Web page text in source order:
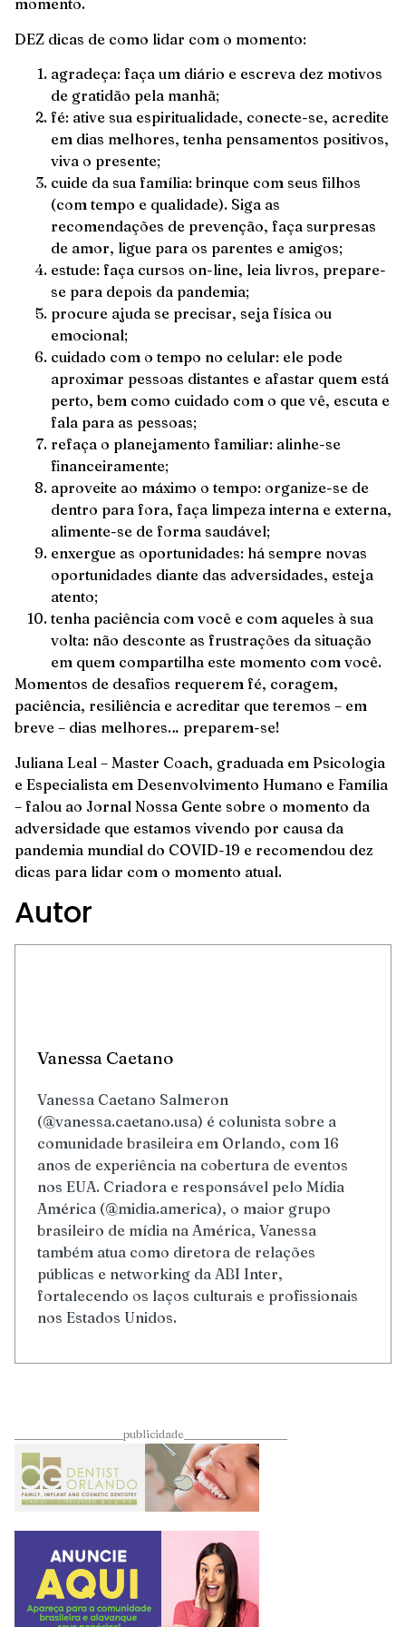
momento.
DEZ dicas de como lidar com o momento:
agradeça: faça um diário e escreva dez motivos
de gratidão pela manhã;
fé: ative sua espiritualidade, conecte-se, acredite
em dias melhores, tenha pensamentos positivos,
viva o presente;
cuide da sua família: brinque com seus filhos
(com tempo e qualidade). Siga as
recomendações de prevenção, faça surpresas
de amor, ligue para os parentes e amigos;
estude: faça cursos on-line, leia livros, prepare-
se para depois da pandemia;
procure ajuda se precisar, seja física ou
emocional;
cuidado com o tempo no celular: ele pode
aproximar pessoas distantes e afastar quem está
perto, bem como cuidado com o que vê, escuta e
fala para as pessoas;
refaça o planejamento familiar: alinhe-se
financeiramente;
aproveite ao máximo o tempo: organize-se de
dentro para fora, faça limpeza interna e externa,
alimente-se de forma saudável;
enxergue as oportunidades: há sempre novas
oportunidades diante das adversidades, esteja
atento;
tenha paciência com você e com aqueles à sua
volta: não desconte as frustrações da situação
em quem compartilha este momento com você.
Momentos de desafios requerem fé, coragem,
paciência, resiliência e acreditar que teremos – em
breve – dias melhores… preparem-se!
Juliana Leal – Master Coach, graduada em Psicologia
e Especialista em Desenvolvimento Humano e Família
– falou ao Jornal Nossa Gente sobre o momento da
adversidade que estamos vivendo por causa da
pandemia mundial do COVID-19 e recomendou dez
dicas para lidar com o momento atual.
Autor
Vanessa Caetano
Vanessa Caetano Salmeron
(@vanessa.caetano.usa) é colunista sobre a
comunidade brasileira em Orlando, com 16
anos de experiência na cobertura de eventos
nos EUA. Criadora e responsável pelo Mídia
América (@midia.america), o maior grupo
brasileiro de mídia na América, Vanessa
também atua como diretora de relações
públicas e networking da ABI Inter,
fortalecendo os laços culturais e profissionais
nos Estados Unidos.
____________________publicidade___________________